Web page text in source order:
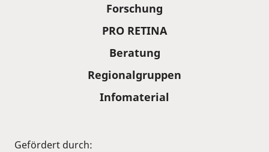
Forschung
PRO RETINA
Beratung
Regionalgruppen
Infomaterial
Gefördert durch: